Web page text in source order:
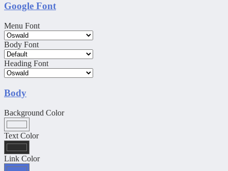
Google Font
Menu Font
Body Font
Heading Font
Body
Background Color
Text Color
Link Color